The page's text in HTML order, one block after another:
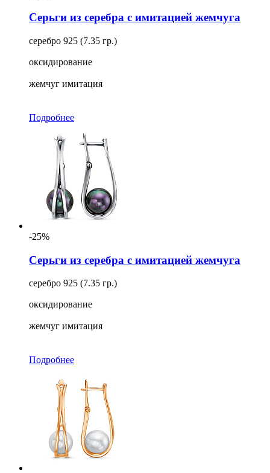
Серьги из серебра с имитацией жемчуга
серебро 925 (7.35 гр.)
оксидирование
жемчуг имитация
Подробнее
-25%
Серьги из серебра с имитацией жемчуга
серебро 925 (7.35 гр.)
оксидирование
жемчуг имитация
Подробнее